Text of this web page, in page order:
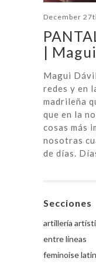
December
|
Magui
redes y en
madrileña
que en la
cosas más
nosotras
de días.
Secciones
artillería
entre líneas
feminoise